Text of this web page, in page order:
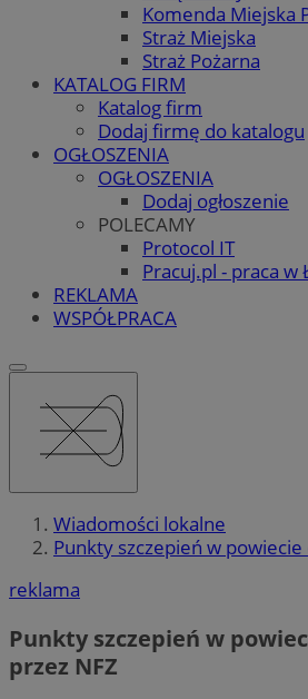
Komenda Miejska
Straż Miejska
Straż Pożarna
KATALOG FIRM
Katalog firm
Dodaj firmę do katalogu
OGŁOSZENIA
OGŁOSZENIA
Dodaj ogłoszenie
POLECAMY
Protocol IT
Pracuj.pl - praca w
REKLAMA
WSPÓŁPRACA
Wiadomości lokalne
Punkty szczepień w
reklama
Punkty szczepień w
przez NFZ